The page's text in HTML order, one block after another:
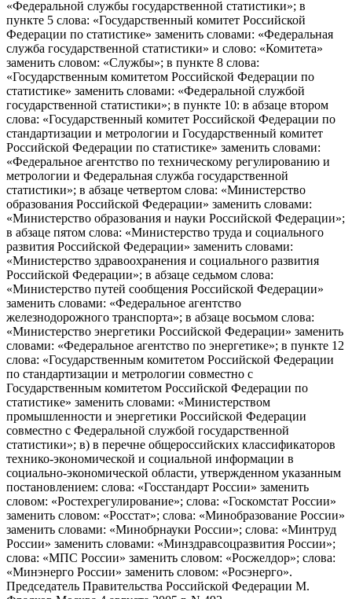
«Федеральной службы государственной статистики»; в
пункте 5 слова: «Государственный комитет Российской
Федерации по статистике» заменить словами: «Федеральная
служба государственной статистики» и слово: «Комитета»
заменить словом: «Службы»; в пункте 8 слова:
«Государственным комитетом Российской Федерации по
статистике» заменить словами: «Федеральной службой
государственной статистики»; в пункте 10: в абзаце втором
слова: «Государственный комитет Российской Федерации по
стандартизации и метрологии и Государственный комитет
Российской Федерации по статистике» заменить словами:
«Федеральное агентство по техническому регулированию и
метрологии и Федеральная служба государственной
статистики»; в абзаце четвертом слова: «Министерство
образования Российской Федерации» заменить словами:
«Министерство образования и науки Российской Федерации»;
в абзаце пятом слова: «Министерство труда и социального
развития Российской Федерации» заменить словами:
«Министерство здравоохранения и социального развития
Российской Федерации»; в абзаце седьмом слова:
«Министерство путей сообщения Российской Федерации»
заменить словами: «Федеральное агентство
железнодорожного транспорта»; в абзаце восьмом слова:
«Министерство энергетики Российской Федерации» заменить
словами: «Федеральное агентство по энергетике»; в пункте 12
слова: «Государственным комитетом Российской Федерации
по стандартизации и метрологии совместно с
Государственным комитетом Российской Федерации по
статистике» заменить словами: «Министерством
промышленности и энергетики Российской Федерации
совместно с Федеральной службой государственной
статистики»; в) в перечне общероссийских классификаторов
технико-экономической и социальной информации в
социально-экономической области, утвержденном указанным
постановлением: слова: «Госстандарт России» заменить
словом: «Ростехрегулирование»; слова: «Госкомстат России»
заменить словом: «Росстат»; слова: «Минобразование России»
заменить словами: «Минобрнауки России»; слова: «Минтруд
России» заменить словами: «Минздравсоцразвития России»;
слова: «МПС России» заменить словом: «Росжелдор»; слова:
«Минэнерго России» заменить словом: «Росэнерго».
Председатель Правительства Российской Федерации М.